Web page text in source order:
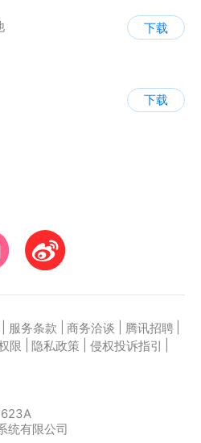
下载
下载
服务条款 商务洽谈 腾讯招聘
限 隐私政策 侵权投诉指引
统有限公司